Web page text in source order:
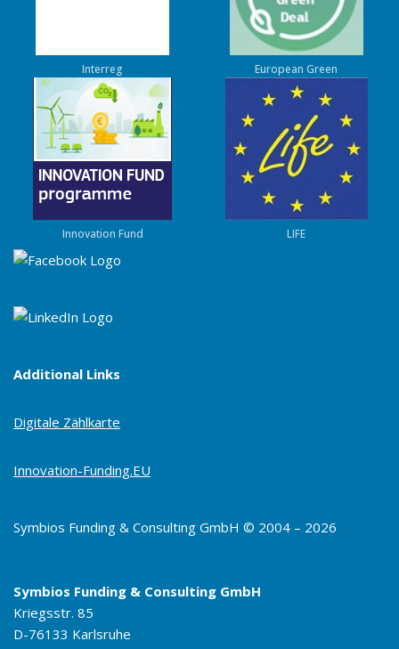
Interreg European Green
Innovation Fund LIFE
Additional Links
Digitale Zählkarte
Innovation-Funding.EU
Symbios Funding & Consulting GmbH © 2004 – 2026
Symbios Funding & Consulting GmbH
Kriegsstr. 85
D-76133 Karlsruhe